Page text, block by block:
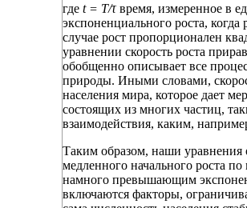
где t = Т/τвремя, измеренное в
экспоненциального роста,
случае рост пропорционален
уравнении скорость роста
обобщенно описывает все
природы. Иными словами,
населения мира, которое дает
состоящих из многих частиц,
взаимодействия, каким,
Таким образом, наши уравнения
медленного начального роста
намного превышающим
включаются факторы,